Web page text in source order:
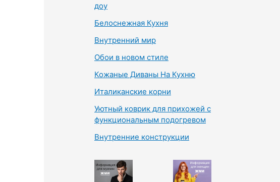
доу
Белоснежная Кухня
Внутренний мир
Обои в новом стиле
Кожаные Диваны На Кухню
Италиканские корни
Уютный коврик для прихожей с
функциональным подогревом
Внутренние конструкции